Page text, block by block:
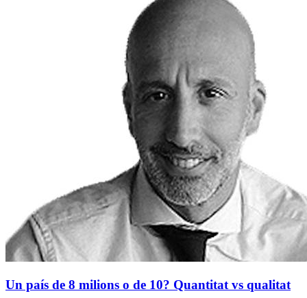
Un país de 8 milions o de 10? Quantitat vs qualitat